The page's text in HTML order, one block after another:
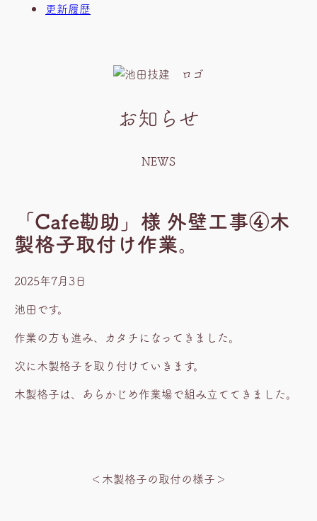
更新履歴
お知らせ
NEWS
「Cafe勘助」様 外壁工事④木
製格子取付け作業。
2025年7月3日
池田です。
作業の方も進み、カタチになってきました。
次に木製格子を取り付けていきます。
木製格子は、あらかじめ作業場で組み立ててきました。
＜木製格子の取付の様子＞